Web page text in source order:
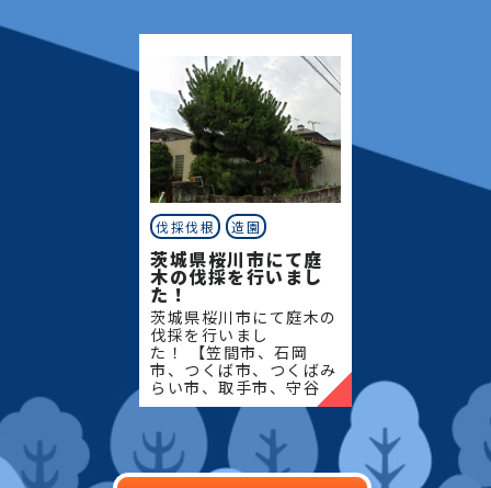
で伐採・抜根・剪定・草
刈りな
町】地域密着で伐採・抜
根・剪定・
伐採伐根 造園
茨城県桜川市にて庭
木の伐採を行いまし
た！
茨城県桜川市にて庭木の
伐採を行いまし
た！ 【笠間市、石岡
市、つくば市、つくばみ
らい市、取手市、守谷
市、筑西市、結城市、桜
川市、常総市、古河市、
坂東市、下妻市、八千代
町】地域密着で伐採・抜
根・剪定・草